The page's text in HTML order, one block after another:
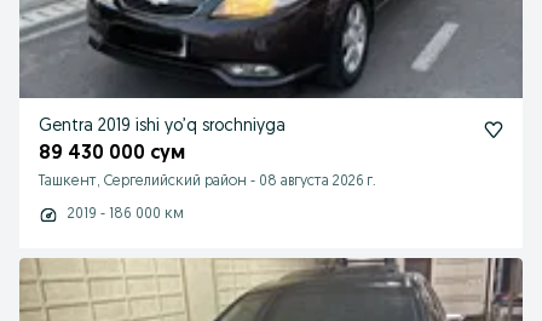
Gentra 2019 ishi yo’q srochniyga
89 430 000 сум
Ташкент, Сергелийский район - 08 августа 2026 г.
2019 - 186 000 км